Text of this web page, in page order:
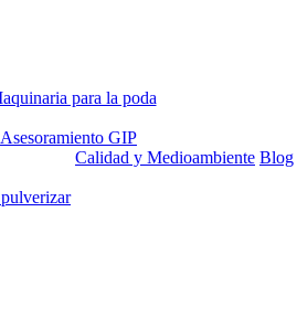
para la poda
Asesoramiento GIP
Calidad y Medioambiente Blog